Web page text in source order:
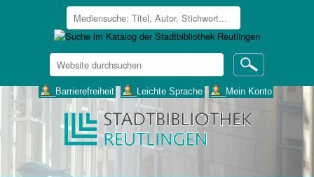
Website
durchsuchen
___Barrierefreiheit ___Leichte Sprache ___Mein Konto